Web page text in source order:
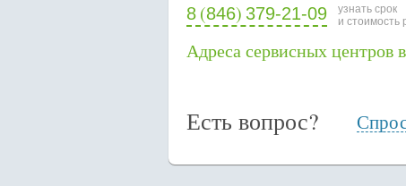
8 (846) 379-21-09
узнать срок
и стоимость
Адреса сервисных центров
Есть вопрос?